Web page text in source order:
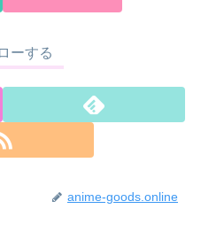
ーする
anime-goods.online